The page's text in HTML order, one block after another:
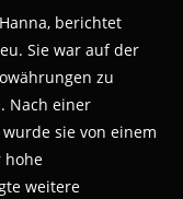
berichtet
Sie war auf der
zu
Nach einer
sie von einem
hohe
weitere